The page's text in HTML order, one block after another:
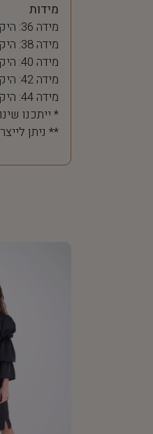
מידות
מידה 36: היקף חזה- 90 ס"מ, היקף מותן- 68 ס"מ
מידה 38: היקף חזה- 94 ס"מ, היקף מותן- 72 ס"מ
מידה 40: היקף חזה- 98 ס"מ, היקף מותן- 76 ס"מ
מידה 42: היקף חזה- 102 ס"מ, היקף מותן- 80 ס"מ
מידה 44: היקף חזה- 106 ס"מ, היקף מותן- 84 ס"מ
* ייתכנו
** ניתן